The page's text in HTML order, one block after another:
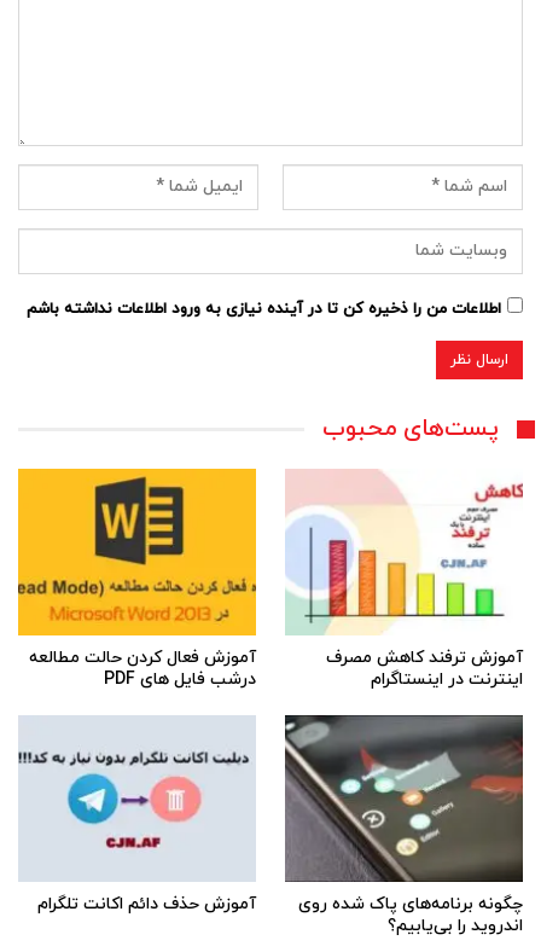
اطلاعات من را ذخیره کن تا در آینده نیازی به ورود اطلاعات نداشته باشم
پست‌های محبوب
آموزش ترفند کاهش مصرف
اینترنت در اینستاگرام
آموزش فعال کردن حالت مطالعه
درشب فایل های PDF
چگونه برنامه‌های پاک شده روی
اندروید را بی‌یابیم؟
آموزش حذف دائم اکانت تلگرام